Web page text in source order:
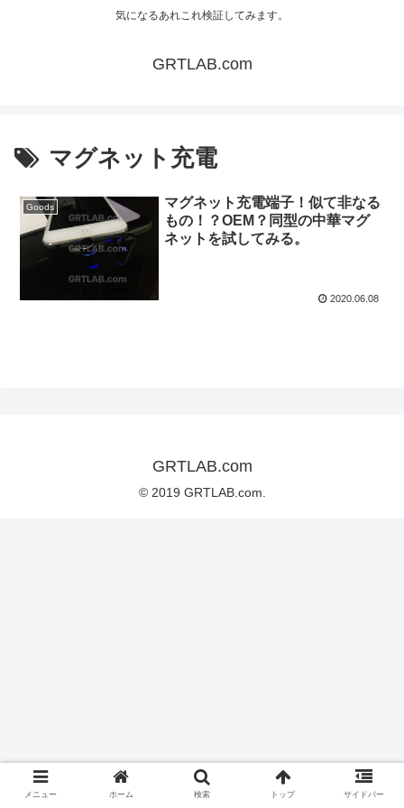
気になるあれこれ検証してみます。
GRTLAB.com
マグネット充電
Goods
マグネット充電端子！似て非なる
もの！？OEM？同型の中華マグ
ネットを試してみる。
2020.06.08
GRTLAB.com
© 2019 GRTLAB.com.
メニュー ホーム 検索 トップ サイドバー